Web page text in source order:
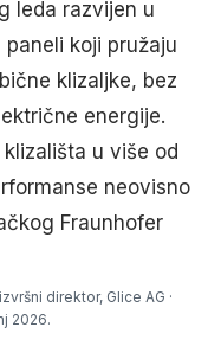
leda razvijen u
koji pružaju
klizaljke, bez
energije.
u više od
neovisno
Fraunhofer
direktor, Glice AG ·
2026.